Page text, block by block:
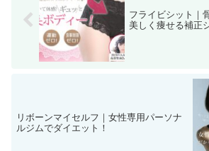
フライビシット｜
美しく痩せる補正
リボーンマイセルフ｜女性専用パーソナ
ルジムでダイエット！